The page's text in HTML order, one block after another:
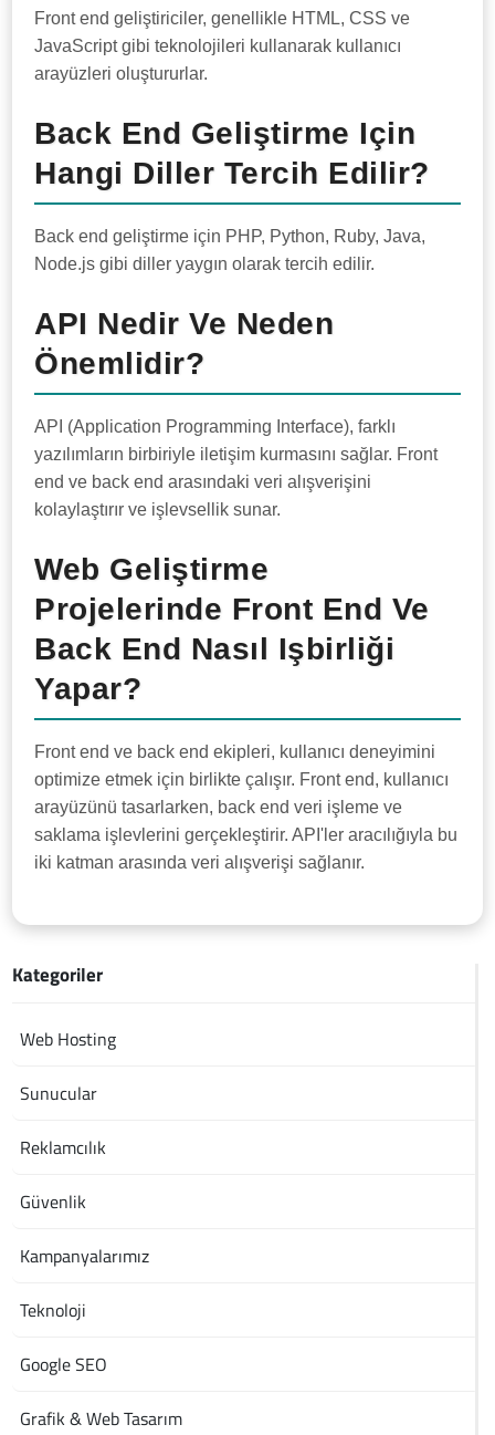
Front end geliştiriciler, genellikle HTML, CSS ve
JavaScript gibi teknolojileri kullanarak kullanıcı
arayüzleri oluştururlar.
Back End Geliştirme Için
Hangi Diller Tercih Edilir?
Back end geliştirme için PHP, Python, Ruby, Java,
Node.js gibi diller yaygın olarak tercih edilir.
API Nedir Ve Neden
Önemlidir?
API (Application Programming Interface), farklı
yazılımların birbiriyle iletişim kurmasını sağlar. Front
end ve back end arasındaki veri alışverişini
kolaylaştırır ve işlevsellik sunar.
Web Geliştirme
Projelerinde Front End Ve
Back End Nasıl Işbirliği
Yapar?
Front end ve back end ekipleri, kullanıcı deneyimini
optimize etmek için birlikte çalışır. Front end, kullanıcı
arayüzünü tasarlarken, back end veri işleme ve
saklama işlevlerini gerçekleştirir. API'ler aracılığıyla bu
iki katman arasında veri alışverişi sağlanır.
Kategoriler
Web Hosting
Sunucular
Reklamcılık
Güvenlik
Kampanyalarımız
Teknoloji
Google SEO
Grafik & Web Tasarım